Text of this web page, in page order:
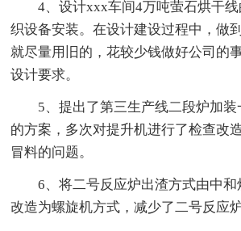
4、设计xxx车间4万吨萤石烘干
织设备安装。在设计建设过程中，做
就尽量用旧的，花较少钱做好公司的
设计要求。
5、提出了第三生产线二段炉加
的方案，多次对提升机进行了检查改
冒料的问题。
6、将二号反应炉出渣方式由中
改造为螺旋机方式，减少了二号反应